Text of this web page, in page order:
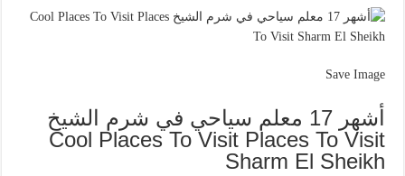
Save Image
أشهر 17 معلم سياحي في شرم الشيخ
Cool Places To Visit Places To Visit
Sharm El Sheikh